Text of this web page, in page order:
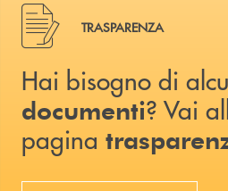
Hai bisogno di alcuni
TRASPARENZA
Hai bisogno di
documenti? Vai
pagina